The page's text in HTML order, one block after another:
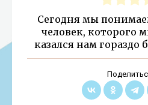
Сегодня мы
человек, которого
казался нам гораздо